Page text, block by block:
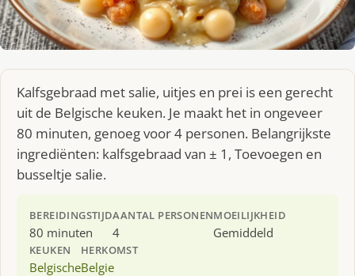
Kalfsgebraad met salie, uitjes en prei is een gerecht
uit de Belgische keuken. Je maakt het in ongeveer
80 minuten, genoeg voor 4 personen. Belangrijkste
ingrediënten: kalfsgebraad van ± 1, Toevoegen en
busseltje salie.
BEREIDINGSTIJD
80 minuten
AANTAL PERSONEN
4
MOEILIJKHEID
Gemiddeld
KEUKEN
Belgische
HERKOMST
Belgie